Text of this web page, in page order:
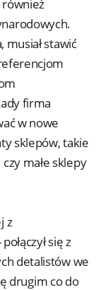
również
stawić
firma
w nowe
sklepów, takie
małe sklepy
z
się z
detalistów we
drugim co do